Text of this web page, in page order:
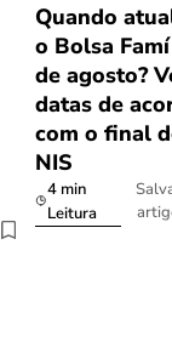
Quando
o Bolsa
de agosto?
datas de
com o final
NIS
4 min
Leitura